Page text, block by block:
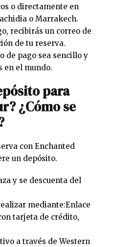
o directamente en
o Marrakech.
recibirás un correo de
de tu reserva.
de pago sea sencillo y
en el mundo.
para
¿Cómo se
con Enchanted
un depósito.
y se descuenta del
mediante:Enlace
tarjeta de crédito,
a través de Western